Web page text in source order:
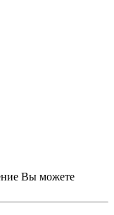
Вы можете